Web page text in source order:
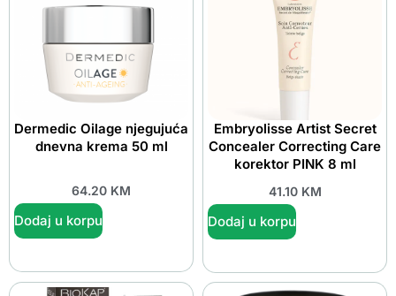
Dermedic Oilage njegujuća
dnevna krema 50 ml
64.20 KM
Dodaj u korpu
Embryolisse Artist Secret
Concealer Correcting Care
korektor PINK 8 ml
41.10 KM
Dodaj u korpu